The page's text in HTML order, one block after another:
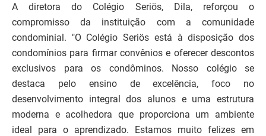
A diretora do Colégio Seriös, Dila, reforçou o
compromisso da instituição com a comunidade
condominial. "O Colégio Seriös está à disposição dos
condomínios para firmar convênios e oferecer descontos
exclusivos para os condôminos. Nosso colégio se
destaca pelo ensino de excelência, foco no
desenvolvimento integral dos alunos e uma estrutura
moderna e acolhedora que proporciona um ambiente
ideal para o aprendizado. Estamos muito felizes em